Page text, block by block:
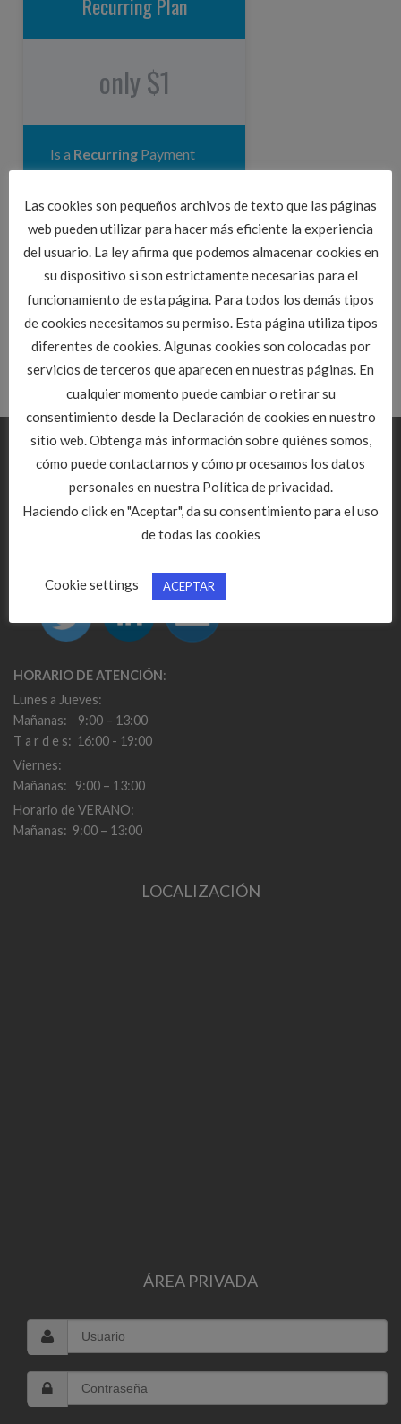
Recurring Plan
only $1
Is a Recurring Payment
(monthly) on a small fee for
testing purpose.
New Updates will be
available!
Sign Up
CONTACTO
C/ De la Morena, 21 Bajo
47009 Valladolid
HORARIO DE ATENCIÓN :
Lunes a Jueves:
Mañanas: 9:00 – 13:00
T a r d e s: 16:00 - 19:00
Viernes:
Mañanas: 9:00 – 13:00
Horario de VERANO:
Mañanas: 9:00 – 13:00
LOCALIZACIÓN
ÁREA PRIVADA
Las cookies son pequeños archivos de texto que las páginas
web pueden utilizar para hacer más eficiente la experiencia
del usuario. La ley afirma que podemos almacenar cookies en
su dispositivo si son estrictamente necesarias para el
funcionamiento de esta página. Para todos los demás tipos
de cookies necesitamos su permiso. Esta página utiliza tipos
diferentes de cookies. Algunas cookies son colocadas por
servicios de terceros que aparecen en nuestras páginas. En
cualquier momento puede cambiar o retirar su
consentimiento desde la Declaración de cookies en nuestro
sitio web. Obtenga más información sobre quiénes somos,
cómo puede contactarnos y cómo procesamos los datos
personales en nuestra Política de privacidad.
Haciendo click en "Aceptar", da su consentimiento para el uso
de todas las cookies
Cookie settings ACEPTAR